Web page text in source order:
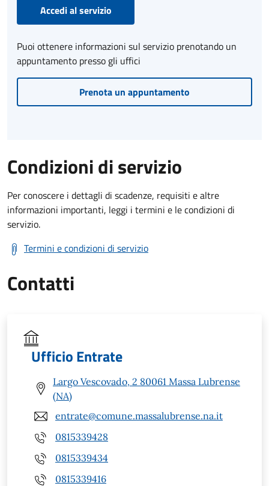
Accedi al servizio
Puoi ottenere informazioni sul servizio prenotando un
appuntamento presso gli uffici
Prenota un appuntamento
Condizioni di servizio
Per conoscere i dettagli di scadenze, requisiti e altre
informazioni importanti, leggi i termini e le condizioni di
servizio.
Termini e condizioni di servizio
Contatti
Ufficio Entrate
Largo Vescovado, 2 80061 Massa Lubrense
(NA)
entrate@comune.massalubrense.na.it
0815339428
0815339434
0815339416